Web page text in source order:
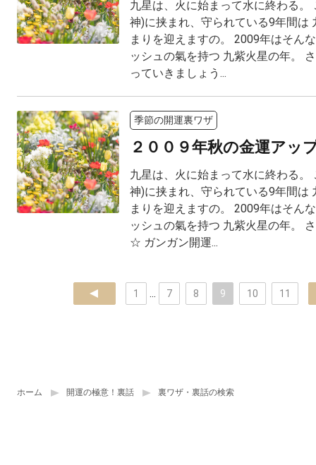
ホーム 開運の極意！裏話 裏ワザ・裏話の検索
九星は、火に始まって水に終わる。
神)に挟まれ、守られている9年間は
まりを迎えますの。 2009年はそん
ッシュの氣を持つ 九紫火星の年。
っていきましょう...
季節の開運裏ワザ
２００９年秋の金運アッ
九星は、火に始まって水に終わる。
神)に挟まれ、守られている9年間は
まりを迎えますの。 2009年はそん
ッシュの氣を持つ 九紫火星の年。
☆ ガンガン開運...
prev 1 7 8 9 10 11